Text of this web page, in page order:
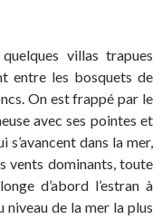
villas trapues
entre les bosquets de
On est frappé par le
avec ses pointes et
s’avancent dans la mer,
vents dominants, toute
d’abord l’estran à
niveau de la mer la plus